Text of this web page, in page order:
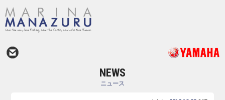
NEWS
ニュース